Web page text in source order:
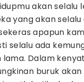
akan selalu
yang akan selalu
apapun
selalu ada
Dalam
buruk